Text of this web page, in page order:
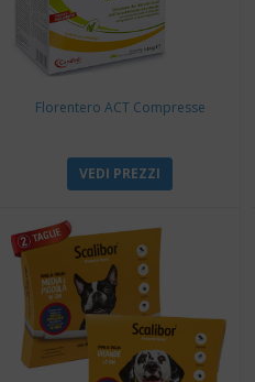
Florentero ACT Compresse
VEDI PREZZI